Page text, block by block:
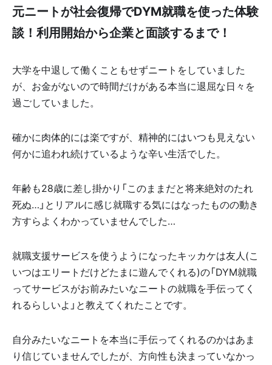
元ニートが社会復帰でDYM就職を使った体験
談！利用開始から企業と面談するまで！
大学を中退して働くこともせずニートをしていました
が、お金がないので時間だけがある本当に退屈な日々を
過ごしていました。
確かに肉体的には楽ですが、精神的にはいつも見えない
何かに追われ続けているような辛い生活でした。
年齢も28歳に差し掛かり「このままだと将来絶対のたれ
死ぬ…」とリアルに感じ就職する気にはなったものの動き
方すらよくわかっていませんでした…
就職支援サービスを使うようになったキッカケは友人(こ
いつはエリートだけどたまに遊んでくれる)の「DYM就職
ってサービスがお前みたいなニートの就職を手伝ってく
れるらしいよ」と教えてくれたことです。
自分みたいなニートを本当に手伝ってくれるのかはあま
り信じていませんでしたが、方向性も決まっていなかっ